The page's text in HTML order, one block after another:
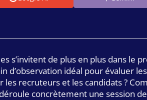
s’invitent de plus en plus dans le
d’observation idéal pour évaluer
les recruteurs et les candidats ?
concrètement une session